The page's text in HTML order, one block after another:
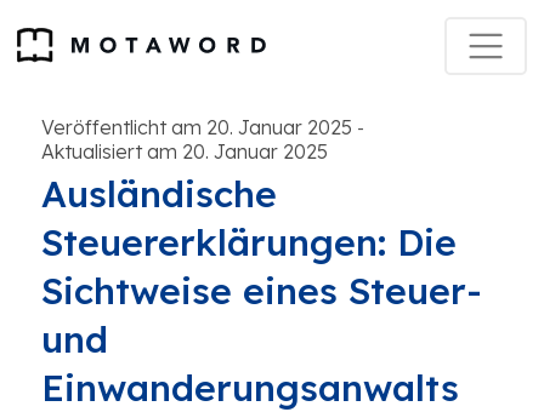
Veröffentlicht am 20. Januar 2025 -
Aktualisiert am 20. Januar 2025
Ausländische
Steuererklärungen: Die
Sichtweise eines Steuer-
und
Einwanderungsanwalts